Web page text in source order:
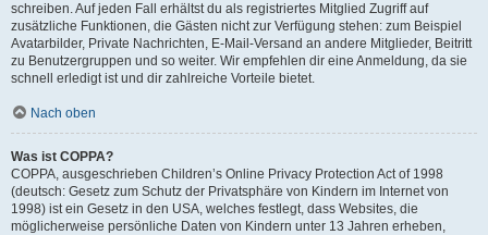
schreiben. Auf jeden Fall erhältst du als registriertes Mitglied Zugriff auf
zusätzliche Funktionen, die Gästen nicht zur Verfügung stehen: zum Beispiel
Avatarbilder, Private Nachrichten, E-Mail-Versand an andere Mitglieder, Beitritt
zu Benutzergruppen und so weiter. Wir empfehlen dir eine Anmeldung, da sie
schnell erledigt ist und dir zahlreiche Vorteile bietet.
Nach oben
Was ist COPPA?
COPPA, ausgeschrieben Children’s Online Privacy Protection Act of 1998
(deutsch: Gesetz zum Schutz der Privatsphäre von Kindern im Internet von
1998) ist ein Gesetz in den USA, welches festlegt, dass Websites, die
möglicherweise persönliche Daten von Kindern unter 13 Jahren erheben,